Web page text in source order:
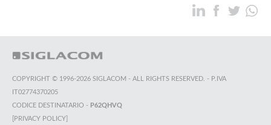
COPYRIGHT © 1996-2026 SIGLACOM - ALL RIGHTS RESERVED. - P.IVA
IT02774370205
CODICE DESTINATARIO - P62QHVQ
[PRIVACY POLICY]